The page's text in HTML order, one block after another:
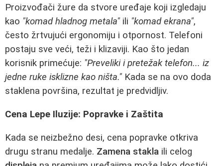
Proizvođači žure da stvore uređaje koji izgledaju
kao "komad hladnog metala" ili "komad ekrana",
često žrtvujući ergonomiju i otpornost. Telefoni
postaju sve veći, teži i klizaviji. Kao što jedan
korisnik primećuje: "Preveliki i pretežak telefon... iz
jedne ruke isklizne kao ništa." Kada se na ovo doda
staklena površina, rezultat je predvidljiv.
Cena Lepe Iluzije: Popravke i Zaštita
Kada se neizbežno desi, cena popravke otkriva
drugu stranu medalje. Zamena stakla ili celog